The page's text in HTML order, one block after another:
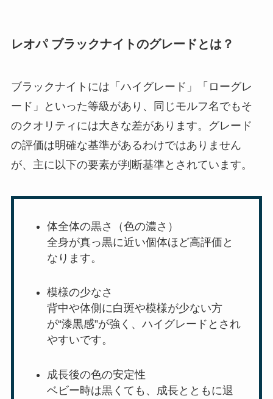
レオパ ブラックナイトのグレードとは？
ブラックナイトには「ハイグレード」「ローグレ
ード」といった等級があり、同じモルフ名でもそ
のクオリティには大きな差があります。グレード
の評価は明確な基準があるわけではありません
が、主に以下の要素が判断基準とされています。
体全体の黒さ（色の濃さ）
全身が真っ黒に近い個体ほど高評価と
なります。
模様の少なさ
背中や体側に白斑や模様が少ない方
が“漆黒感”が強く、ハイグレードとされ
やすいです。
成長後の色の安定性
ベビー時は黒くても、成長とともに退